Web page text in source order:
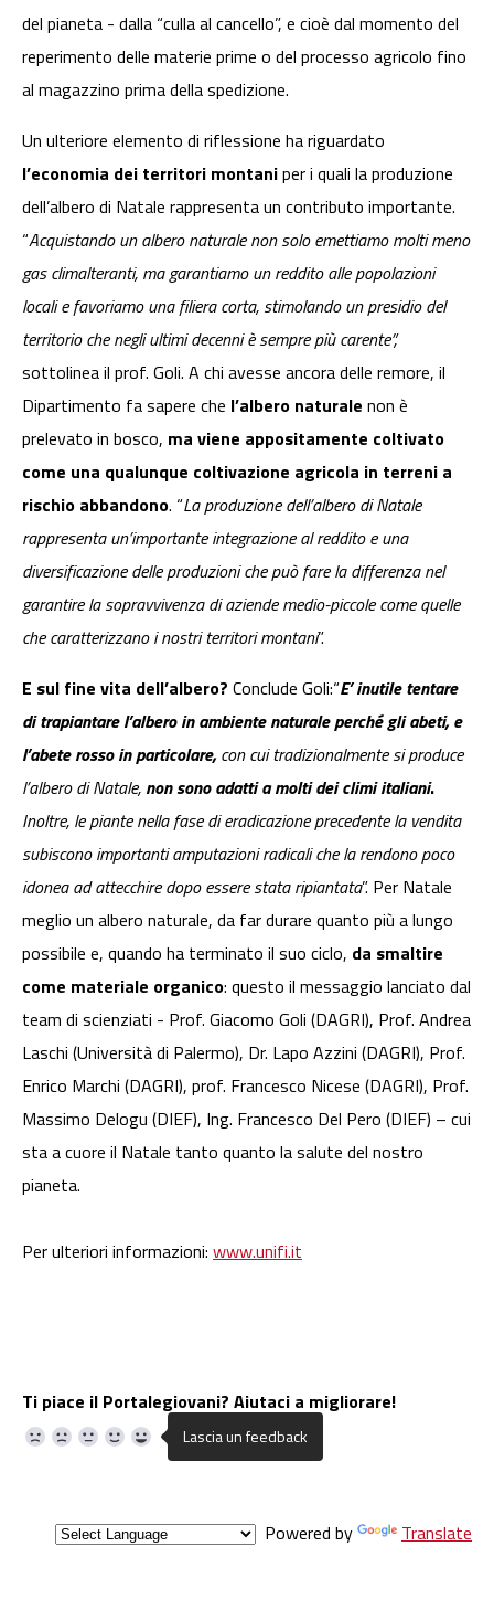
del pianeta - dalla “culla al cancello”, e cioè dal momento del
reperimento delle materie prime o del processo agricolo fino
al magazzino prima della spedizione.
Un ulteriore elemento di riflessione ha riguardato
l’economia dei territori montaniper i quali la produzione
dell’albero di Natale rappresenta un contributo importante.
“Acquistando un albero naturale non solo emettiamo molti meno
gas climalteranti, ma garantiamo un reddito alle popolazioni
locali e favoriamo una filiera corta, stimolando un presidio del
territorio che negli ultimi decenni è sempre più carente”,
sottolinea il prof. Goli. A chi avesse ancora delle remore, il
Dipartimento fa sapere che l’albero naturale non è
prelevato in bosco, ma viene appositamente coltivato
come una qualunque coltivazione agricola in terreni a
rischio abbandono. “La produzione dell’albero di Natale
rappresenta un’importante integrazione al reddito e una
diversificazione delle produzioni che può fare la differenza nel
garantire la sopravvivenza di aziende medio-piccole come quelle
che caratterizzano i nostri territori montani”.
E sul fine vita dell’albero? Conclude Goli:“E’ inutile tentare
di trapiantare l’albero in ambiente naturale perché gli abeti, e
l’abete rosso in particolare,con cui tradizionalmente si produce
l’albero di Natale, non sono adatti a molti dei climi italiani.
Inoltre, le piante nella fase di eradicazione precedente la vendita
subiscono importanti amputazioni radicali che la rendono poco
idonea ad attecchire dopo essere stata ripiantata”. Per Natale
meglio un albero naturale, da far durare quanto più a lungo
possibile e, quando ha terminato il suo ciclo, da smaltire
come materiale organico: questo il messaggio lanciato dal
team di scienziati - Prof. Giacomo Goli (DAGRI), Prof. Andrea
Laschi (Università di Palermo), Dr. Lapo Azzini (DAGRI), Prof.
Enrico Marchi (DAGRI), prof. Francesco Nicese (DAGRI), Prof.
Massimo Delogu (DIEF), Ing. Francesco Del Pero (DIEF) – cui
sta a cuore il Natale tanto quanto la salute del nostro
pianeta.
Per ulteriori informazioni: www.unifi.it
Ti piace il Portalegiovani? Aiutaci a migliorare!
Powered by Translate